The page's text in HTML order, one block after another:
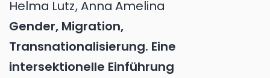
Helma Lutz,Anna Amelina
Gender, Migration,
Transnationalisierung. Eine
intersektionelle Einführung